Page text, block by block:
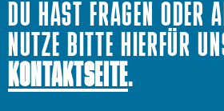
DU HAST FRAGEN ODER
NUTZE BITTE HIERFÜR
KONTAKTSEITE.